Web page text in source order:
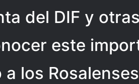
del DIF y
este
los